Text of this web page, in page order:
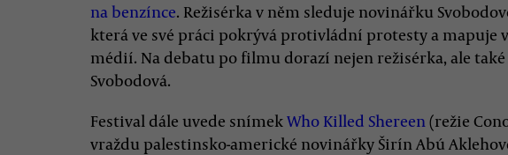
na benzínce. Režisérka v něm sleduje novinářku
která ve své práci pokrývá protivládní protesty a mapuje
médií. Na debatu po filmu dorazí nejen režisérka, ale
Svobodová.
Festival dále uvede snímekWho Killed Shereen(režie
vraždu palestinsko-americké novinářky Širín Abú